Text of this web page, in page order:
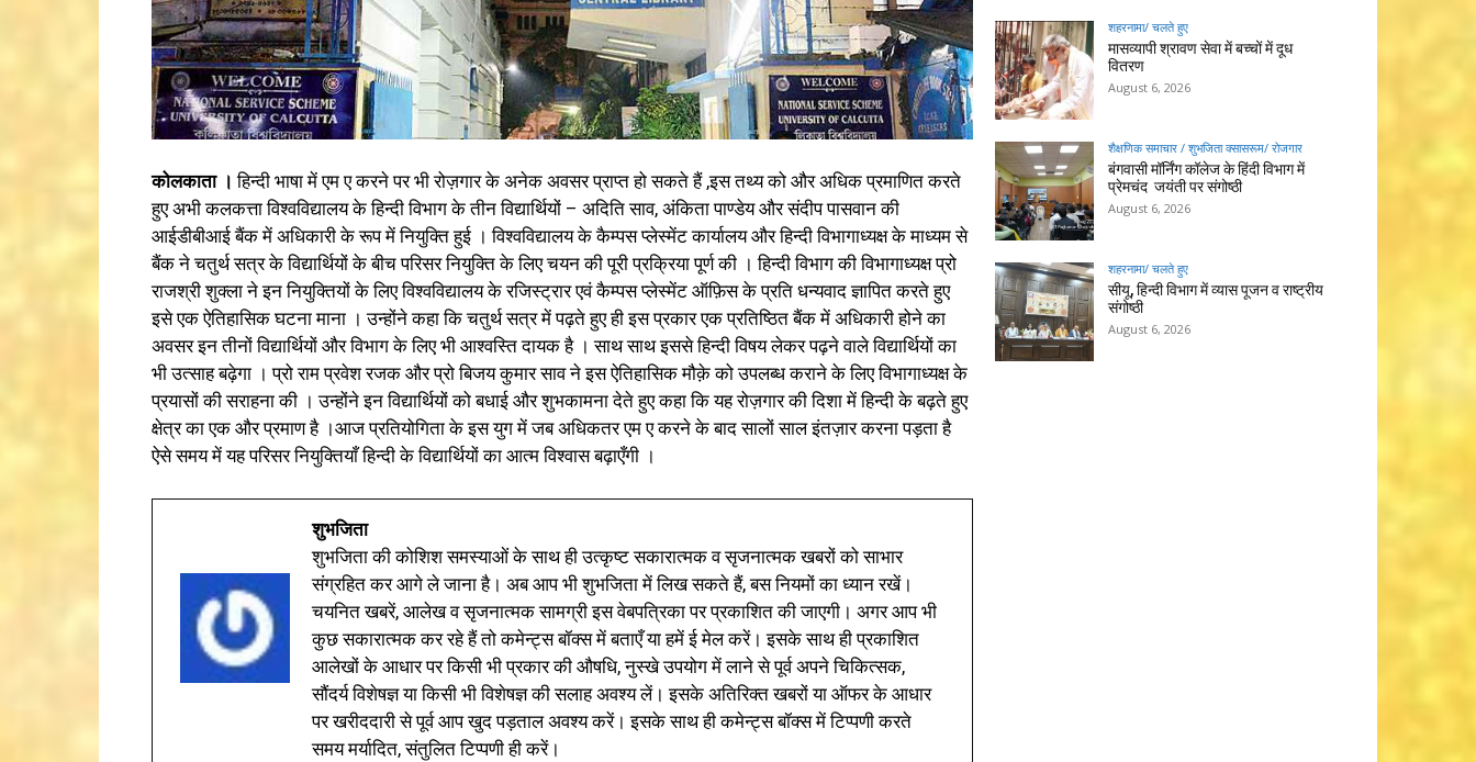
कोलकाता । हिन्दी भाषा में एम ए करने पर भी रोज़गार के अनेक अवसर प्राप्त हो सकते हैं ,इस तथ्य को और अधिक प्रमाणित करते
हुए अभी कलकत्ता विश्वविद्यालय के हिन्दी विभाग के तीन विद्यार्थियों – अदिति साव, अंकिता पाण्डेय और संदीप पासवान की
आईडीबीआई बैंक में अधिकारी के रूप में नियुक्ति हुई । विश्वविद्यालय के कैम्पस प्लेस्मेंट कार्यालय और हिन्दी विभागाध्यक्ष के माध्यम से
बैंक ने चतुर्थ सत्र के विद्यार्थियों के बीच परिसर नियुक्ति के लिए चयन की पूरी प्रक्रिया पूर्ण की । हिन्दी विभाग की विभागाध्यक्ष प्रो
राजश्री शुक्ला ने इन नियुक्तियों के लिए विश्वविद्यालय के रजिस्ट्रार एवं कैम्पस प्लेस्मेंट ऑफ़िस के प्रति धन्यवाद ज्ञापित करते हुए
इसे एक ऐतिहासिक घटना माना । उन्होंने कहा कि चतुर्थ सत्र में पढ़ते हुए ही इस प्रकार एक प्रतिष्ठित बैंक में अधिकारी होने का
अवसर इन तीनों विद्यार्थियों और विभाग के लिए भी आश्वस्ति दायक है । साथ साथ इससे हिन्दी विषय लेकर पढ़ने वाले विद्यार्थियों का
भी उत्साह बढ़ेगा । प्रो राम प्रवेश रजक और प्रो बिजय कुमार साव ने इस ऐतिहासिक मौक़े को उपलब्ध कराने के लिए विभागाध्यक्ष के
प्रयासों की सराहना की । उन्होंने इन विद्यार्थियों को बधाई और शुभकामना देते हुए कहा कि यह रोज़गार की दिशा में हिन्दी के बढ़ते हुए
क्षेत्र का एक और प्रमाण है ।आज प्रतियोगिता के इस युग में जब अधिकतर एम ए करने के बाद सालों साल इंतज़ार करना पड़ता है
ऐसे समय में यह परिसर नियुक्तियाँ हिन्दी के विद्यार्थियों का आत्म विश्वास बढ़ाएँगी ।
शुभजिता
शुभजिता की कोशिश समस्याओं के साथ ही उत्कृष्ट सकारात्मक व सृजनात्मक खबरों को साभार
संग्रहित कर आगे ले जाना है। अब आप भी शुभजिता में लिख सकते हैं, बस नियमों का ध्यान रखें।
चयनित खबरें, आलेख व सृजनात्मक सामग्री इस वेबपत्रिका पर प्रकाशित की जाएगी। अगर आप भी
कुछ सकारात्मक कर रहे हैं तो कमेन्ट्स बॉक्स में बताएँ या हमें ई मेल करें। इसके साथ ही प्रकाशित
आलेखों के आधार पर किसी भी प्रकार की औषधि, नुस्खे उपयोग में लाने से पूर्व अपने चिकित्सक,
सौंदर्य विशेषज्ञ या किसी भी विशेषज्ञ की सलाह अवश्य लें। इसके अतिरिक्त खबरों या ऑफर के आधार
पर खरीददारी से पूर्व आप खुद पड़ताल अवश्य करें। इसके साथ ही कमेन्ट्स बॉक्स में टिप्पणी करते
समय मर्यादित, संतुलित टिप्पणी ही करें।
शहरनामा/ चलते हुए
मासव्यापी श्रावण सेवा में बच्चों में दूध
वितरण
August 6, 2026
शैक्षणिक समाचार / शुभजिता क्सासरूम/ रोजगार
बंगवासी मॉर्निंग कॉलेज के हिंदी विभाग में
प्रेमचंद जयंती पर संगोष्ठी
August 6, 2026
शहरनामा/ चलते हुए
सीयू, हिन्दी विभाग में व्यास पूजन व राष्ट्रीय
संगोष्ठी
August 6, 2026